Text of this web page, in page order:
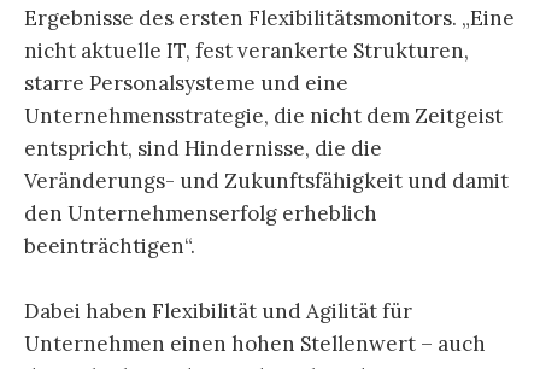
Ergebnisse des ersten Flexibilitätsmonitors. „Eine
nicht aktuelle IT, fest verankerte Strukturen,
starre Personalsysteme und eine
Unternehmensstrategie, die nicht dem Zeitgeist
entspricht, sind Hindernisse, die die
Veränderungs- und Zukunftsfähigkeit und damit
den Unternehmenserfolg erheblich
beeinträchtigen“.
Dabei haben Flexibilität und Agilität für
Unternehmen einen hohen Stellenwert – auch